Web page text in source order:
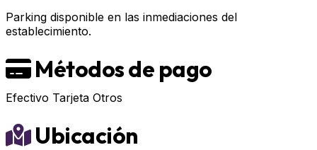
Parking disponible en las inmediaciones del
establecimiento.
Métodos de pago
Efectivo Tarjeta Otros
Ubicación